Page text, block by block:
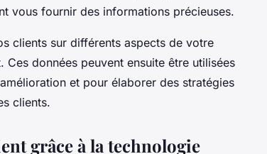
vous fournir des informations précieuses.
clients sur différents aspects de votre
données peuvent ensuite être utilisées
et pour élaborer des stratégies
clients.
grâce à la technologie